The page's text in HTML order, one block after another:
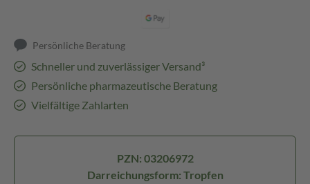
Persönliche Beratung
Schneller und zuverlässiger Versand³
Persönliche pharmazeutische Beratung
Vielfältige Zahlarten
PZN: 03206972
Darreichungsform: Tropfen